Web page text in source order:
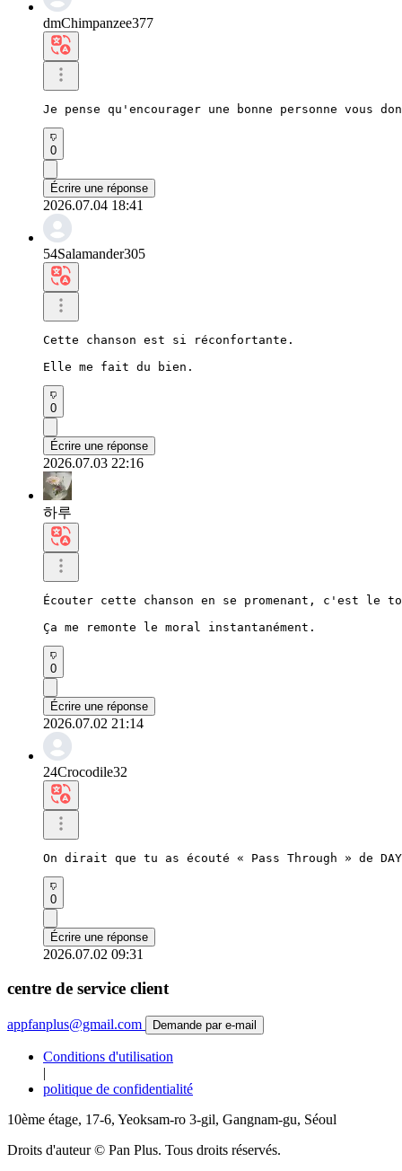
dmChimpanzee377
Je pense qu'encourager une bonne personne vous
0
Écrire une réponse
2026.07.04 18:41
54Salamander305
Cette chanson est si réconfortante.
Elle me fait du bien.
0
Écrire une réponse
2026.07.03 22:16
하루
Écouter cette chanson en se promenant, c'est le
Ça me remonte le moral instantanément.
0
Écrire une réponse
2026.07.02 21:14
24Crocodile32
On dirait que tu as écouté « Pass Through » de
0
Écrire une réponse
2026.07.02 09:31
centre de service client
appfanplus@gmail.com Demande par e-mail
Conditions d'utilisation
|
politique de confidentialité
10ème étage, 17-6, Yeoksam-ro 3-gil, Gangnam-gu, Séoul
Droits d'auteur © Pan Plus. Tous droits réservés.